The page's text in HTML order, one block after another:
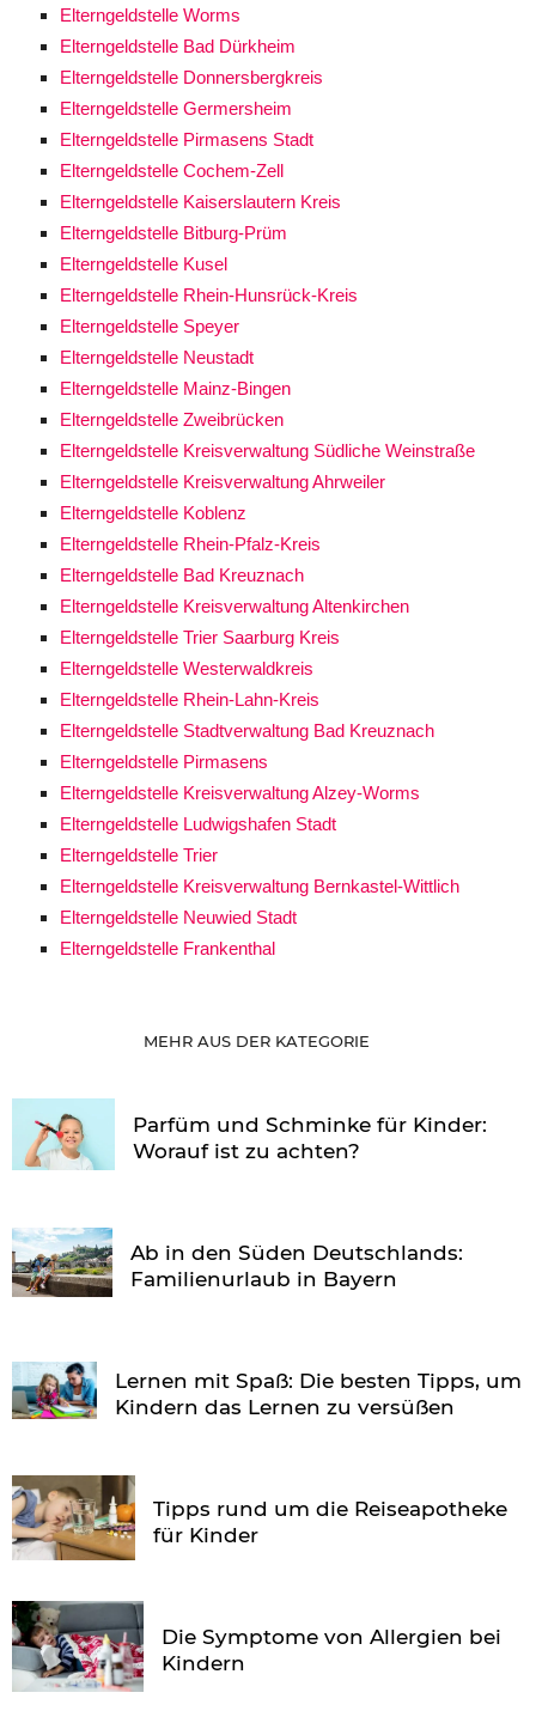
Elterngeldstelle Worms
Elterngeldstelle Bad Dürkheim
Elterngeldstelle Donnersbergkreis
Elterngeldstelle Germersheim
Elterngeldstelle Pirmasens Stadt
Elterngeldstelle Cochem-Zell
Elterngeldstelle Kaiserslautern Kreis
Elterngeldstelle Bitburg-Prüm
Elterngeldstelle Kusel
Elterngeldstelle Rhein-Hunsrück-Kreis
Elterngeldstelle Speyer
Elterngeldstelle Neustadt
Elterngeldstelle Mainz-Bingen
Elterngeldstelle Zweibrücken
Elterngeldstelle Kreisverwaltung Südliche Weinstraße
Elterngeldstelle Kreisverwaltung Ahrweiler
Elterngeldstelle Koblenz
Elterngeldstelle Rhein-Pfalz-Kreis
Elterngeldstelle Bad Kreuznach
Elterngeldstelle Kreisverwaltung Altenkirchen
Elterngeldstelle Trier Saarburg Kreis
Elterngeldstelle Westerwaldkreis
Elterngeldstelle Rhein-Lahn-Kreis
Elterngeldstelle Stadtverwaltung Bad Kreuznach
Elterngeldstelle Pirmasens
Elterngeldstelle Kreisverwaltung Alzey-Worms
Elterngeldstelle Ludwigshafen Stadt
Elterngeldstelle Trier
Elterngeldstelle Kreisverwaltung Bernkastel-Wittlich
Elterngeldstelle Neuwied Stadt
Elterngeldstelle Frankenthal
MEHR AUS DER KATEGORIE
Parfüm und Schminke für Kinder:
Worauf ist zu achten?
Ab in den Süden Deutschlands:
Familienurlaub in Bayern
Lernen mit Spaß: Die besten Tipps, um
Kindern das Lernen zu versüßen
Tipps rund um die Reiseapotheke
für Kinder
Die Symptome von Allergien bei
Kindern